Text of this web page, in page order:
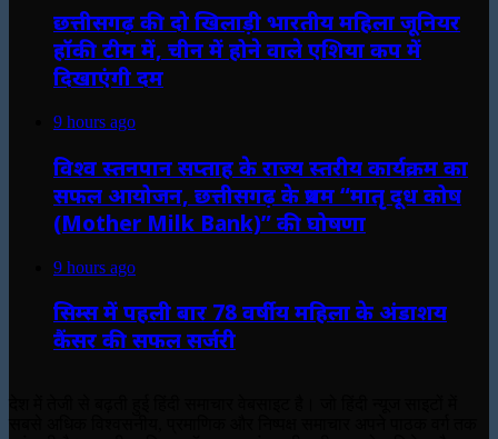
छत्तीसगढ़ की दो खिलाड़ी भारतीय महिला जूनियर
हॉकी टीम में, चीन में होने वाले एशिया कप में
दिखाएंगी दम
9 hours ago
विश्व स्तनपान सप्ताह के राज्य स्तरीय कार्यक्रम का
सफल आयोजन, छत्तीसगढ़ के प्रथम “मातृ दूध कोष
(Mother Milk Bank)” की घोषणा
9 hours ago
सिम्स में पहली बार 78 वर्षीय महिला के अंडाशय
कैंसर की सफल सर्जरी